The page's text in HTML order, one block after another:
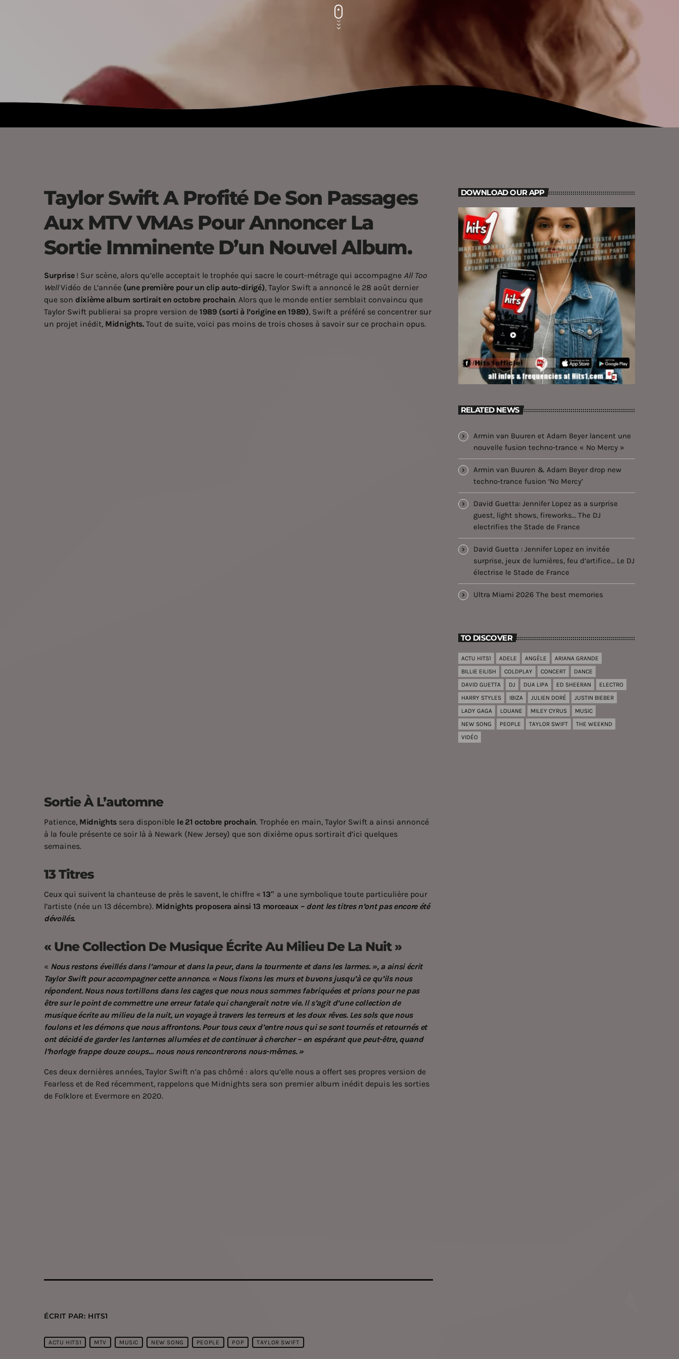
Taylor Swift A Profité De Son Passages
Aux MTV VMAs Pour Annoncer La
Sortie Imminente D’un Nouvel Album.
Surprise! Sur scène, alors qu’elle acceptait le trophée qui sacre le court-métrage qui accompagneAll Too
WellVidéo de L’année (une première pour un clip auto-dirigé), Taylor Swift a annoncé le 28 août dernier
que son dixième album sortirait en octobre prochain. Alors que le monde entier semblait convaincu que
Taylor Swift publierai sa propre version de 1989 (sorti à l’origine en 1989), Swift a préféré se concentrer sur
un projet inédit, Midnights.Tout de suite, voici pas moins de trois choses à savoir sur ce prochain opus.
Sortie À L’automne
Patience, Midnights sera disponible le 21 octobre prochain. Trophée en main, Taylor Swift a ainsi annoncé
à la foule présente ce soir là à Newark (New Jersey) que son dixième opus sortirait d’ici quelques
semaines.
13 Titres
Ceux qui suivent la chanteuse de près le savent, le chiffre « 13″ a une symbolique toute particulière pour
l’artiste (née un 13 décembre). Midnights proposera ainsi 13 morceaux – dont les titres n’ont pas encore été
dévoilés.
« Une Collection De Musique Écrite Au Milieu De La Nuit »
« Nous restons éveillés dans l’amour et dans la peur, dans la tourmente et dans les larmes. », a ainsi écrit
Taylor Swift pour accompagner cette annonce. « Nous fixons les murs et buvons jusqu’à ce qu’ils nous
répondent. Nous nous tortillons dans les cages que nous nous sommes fabriquées et prions pour ne pas
être sur le point de commettre une erreur fatale qui changerait notre vie. Il s’agit d’une collection de
musique écrite au milieu de la nuit, un voyage à travers les terreurs et les doux rêves. Les sols que nous
foulons et les démons que nous affrontons. Pour tous ceux d’entre nous qui se sont tournés et retournés et
ont décidé de garder les lanternes allumées et de continuer à chercher – en espérant que peut-être, quand
l’horloge frappe douze coups… nous nous rencontrerons nous-mêmes. »
Ces deux dernières années, Taylor Swift n’a pas chômé : alors qu’elle nous a offert ses propres version de
Fearless et de Red récemment, rappelons que Midnights sera son premier album inédit depuis les sorties
de Folklore et Evermore en 2020.
ÉCRIT PAR: HITS1
ACTU HITS1 MTV MUSIC NEW SONG PEOPLE POP TAYLOR SWIFT
DOWNLOAD OUR APP
RELATED NEWS
Armin van Buuren et Adam Beyer lancent une
nouvelle fusion techno-trance « No Mercy »
Armin van Buuren & Adam Beyer drop new
techno-trance fusion ‘No Mercy’
David Guetta: Jennifer Lopez as a surprise
guest, light shows, fireworks… The DJ
electrifies the Stade de France
David Guetta : Jennifer Lopez en invitée
surprise, jeux de lumières, feu d’artifice… Le DJ
électrise le Stade de France
Ultra Miami 2026 The best memories
TO DISCOVER
ACTU HITS1 ADELE ANGÈLE
ARIANA GRANDE
BILLIE EILISH
COLDPLAY CONCERT
DANCE
DAVID GUETTA
DJ DUA LIPA ED SHEERAN
ELECTRO
HARRY STYLES
IBIZA JULIEN DORÉ
JUSTIN BIEBER
LADY GAGA
LOUANE MILEY CYRUS
MUSIC
NEW SONG
PEOPLE TAYLOR SWIFT
THE WEEKND
VIDÉO